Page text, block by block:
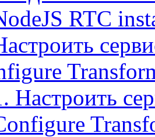
RTC
Настроить